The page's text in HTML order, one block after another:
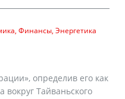
Финансы Энергетика
определив его как
Тайваньского